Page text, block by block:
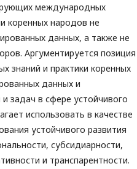
международных
коренных народов не
данных, а также не
Аргументируется позиция
знаний и практики коренных
данных и
задач в сфере устойчивого
использовать в качестве
устойчивого развития
субсидиарности,
и транспарентности.